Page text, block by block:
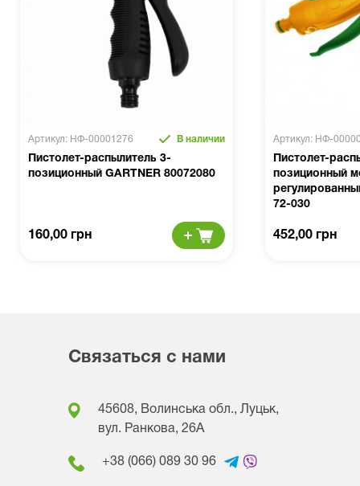
Артикул: НФ-00001276 В наличии
Пистолет-распылитель 3-
позиционный GARTNER 80072080
160,00 грн
Артикул: НФ-
Пистолет-
позиционный
72-030
452,00 грн
Связаться с нами
45608, Волинська обл., Луцьк,
вул. Ранкова, 26A
+38 (066) 089 30 96